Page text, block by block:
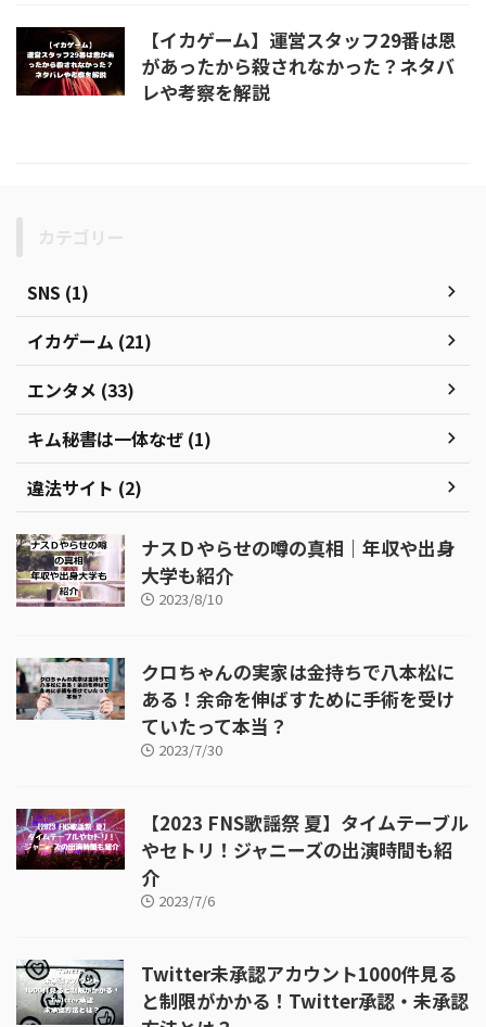
【イカゲーム】運営スタッフ29番は恩
があったから殺されなかった？ネタバ
レや考察を解説
SNS (1)
イカゲーム (21)
エンタメ (33)
キム秘書は一体なぜ (1)
違法サイト (2)
ナスＤやらせの噂の真相｜年収や出身
大学も紹介
2023/8/10
クロちゃんの実家は金持ちで八本松に
ある！余命を伸ばすために手術を受け
ていたって本当？
2023/7/30
【2023 FNS歌謡祭 夏】タイムテーブル
やセトリ！ジャニーズの出演時間も紹
介
2023/7/6
Twitter未承認アカウント1000件見る
と制限がかかる！Twitter承認・未承認